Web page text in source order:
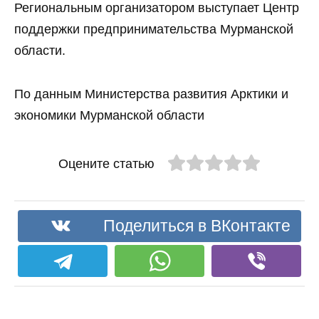
Региональным организатором выступает Центр
поддержки предпринимательства Мурманской
области.
По данным Министерства развития Арктики и
экономики Мурманской области
Оцените статью
Поделиться в ВКонтакте